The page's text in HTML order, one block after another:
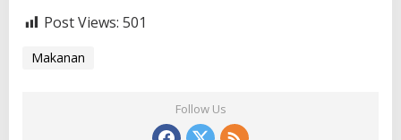
Post Views: 501
Makanan
Follow Us